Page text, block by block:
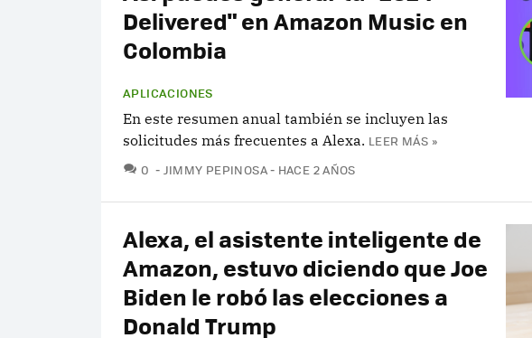
Delivered" en Amazon Music en
Colombia
APLICACIONES
En este resumen anual también se incluyen las
solicitudes más frecuentes a Alexa. LEER MÁS »
0 COMENTARIOS
JIMMY PEPINOSA HACE 2 AÑOS
Alexa, el asistente inteligente de
Amazon, estuvo diciendo que Joe
Biden le robó las elecciones a
Donald Trump